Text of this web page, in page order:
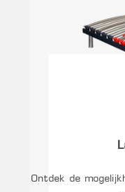
Ontdek de